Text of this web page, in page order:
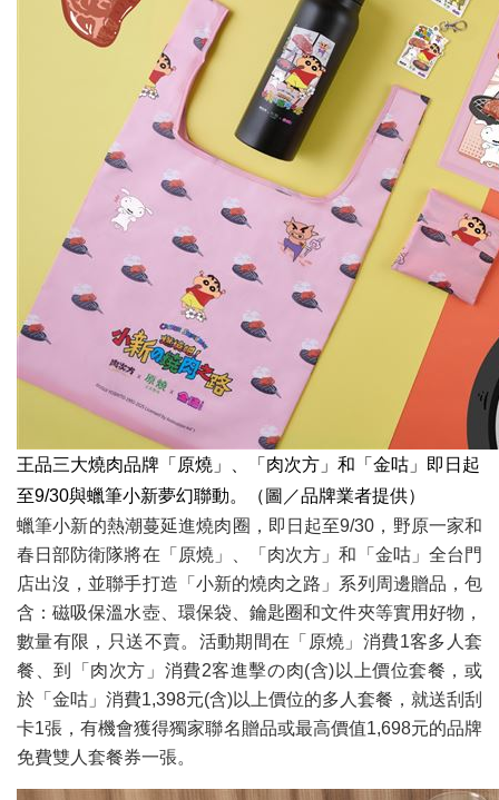
王品三大燒肉品牌「原燒」、「肉次方」和「金咕」即日起
至9/30與蠟筆小新夢幻聯動。（圖／品牌業者提供）
蠟筆小新的熱潮蔓延進燒肉圈，即日起至9/30，野原一家和
春日部防衛隊將在「原燒」、「肉次方」和「金咕」全台門
店出沒，並聯手打造「小新的燒肉之路」系列周邊贈品，包
含：磁吸保溫水壺、環保袋、鑰匙圈和文件夾等實用好物，
數量有限，只送不賣。活動期間在「原燒」消費1客多人套
餐、到「肉次方」消費2客進擊の肉(含)以上價位套餐，或
於「金咕」消費1,398元(含)以上價位的多人套餐，就送刮刮
卡1張，有機會獲得獨家聯名贈品或最高價值1,698元的品牌
免費雙人套餐券一張。